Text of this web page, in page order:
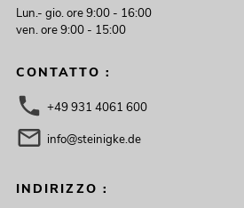
Lun.- gio. ore 9:00 - 16:00
ven. ore 9:00 - 15:00
CONTATTO :
+49 931 4061 600
info@steinigke.de
INDIRIZZO :